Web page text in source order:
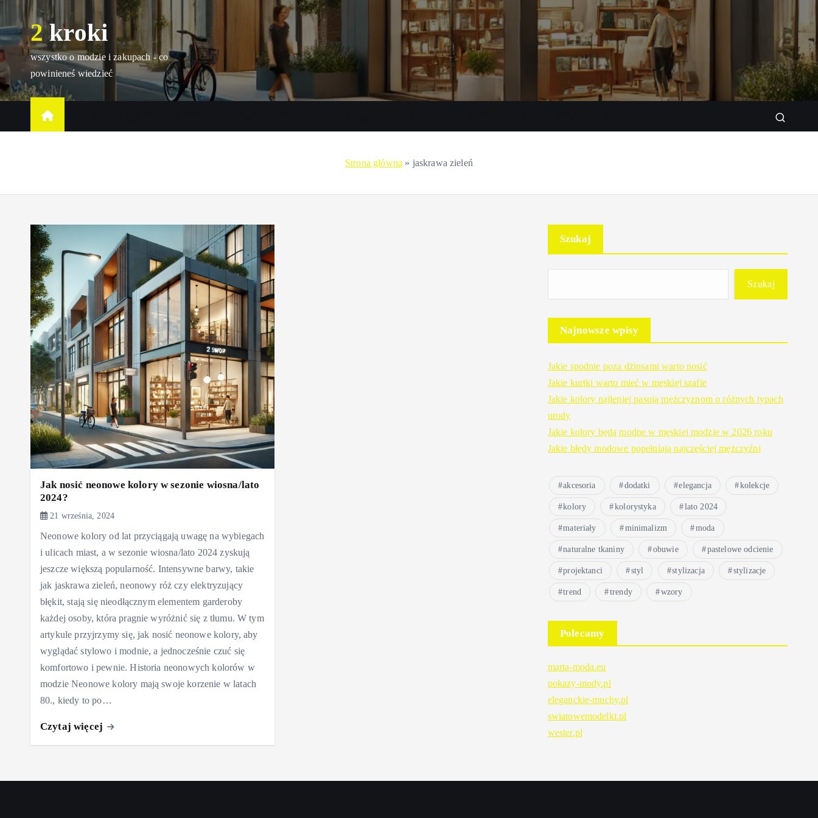
i
t
o
2 kroki
wszystko o modzie i zakupach - co
powinieneś wiedzieć
Strona główna » jaskrawa zieleń
Jak nosić neonowe kolory w sezonie wiosna/lato
2024?
21 września, 2024
Neonowe kolory od lat przyciągają uwagę na wybiegach
i ulicach miast, a w sezonie wiosna/lato 2024 zyskują
jeszcze większą popularność. Intensywne barwy, takie
jak jaskrawa zieleń, neonowy róż czy elektryzujący
błękit, stają się nieodłącznym elementem garderoby
każdej osoby, która pragnie wyróżnić się z tłumu. W tym
artykule przyjrzymy się, jak nosić neonowe kolory, aby
wyglądać stylowo i modnie, a jednocześnie czuć się
komfortowo i pewnie. Historia neonowych kolorów w
modzie Neonowe kolory mają swoje korzenie w latach
80., kiedy to po…
Czytaj więcej
Szukaj
Szukaj
Najnowsze wpisy
Jakie spodnie poza dżinsami warto nosić
Jakie kurtki warto mieć w męskiej szafie
Jakie kolory najlepiej pasują mężczyznom o różnych typach
urody
Jakie kolory będą modne w męskiej modzie w 2026 roku
Jakie błędy modowe popełniają najczęściej mężczyźni
akcesoria dodatki elegancja kolekcje
kolory kolorystyka lato 2024
materiały minimalizm moda
naturalne tkaniny obuwie pastelowe odcienie
projektanci styl stylizacja stylizacje
trend trendy wzory
Polecamy
marta-moda.eu
pokazy-mody.pl
eleganckie-muchy.pl
swiatowemodelki.pl
wester.pl